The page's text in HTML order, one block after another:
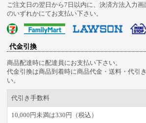
ご注文日の翌日から7日以内に、決済方法入力
のいずれかにてお支払い下さい。
代金引換
商品配達時に配達員にお支払い下さい。
代金引換は商品到着時に商品代金・送料・代引
い。
代引き手数料
10,000円未満は330円（税込）